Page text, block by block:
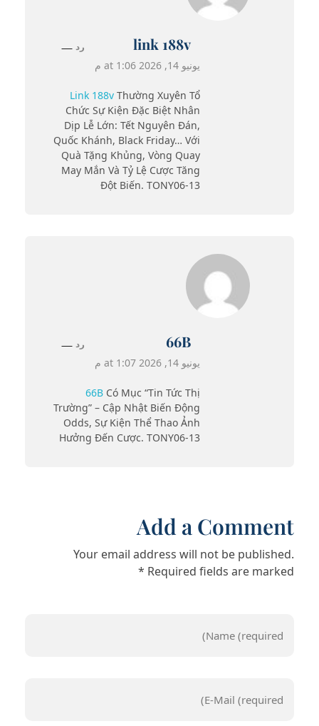
link 188v
يونيو 14, 2026 at 1:06 م
Link 188v Thường Xuyên Tổ
Chức Sự Kiện Đặc Biệt Nhân
Dịp Lễ Lớn: Tết Nguyên Đán,
Quốc Khánh, Black Friday… Với
Quà Tặng Khủng, Vòng Quay
May Mắn Và Tỷ Lệ Cược Tăng
Đột Biến. TONY06-13
رد
66B
يونيو 14, 2026 at 1:07 م
66B Có Mục “tin Tức Thị
Trường” – Cập Nhật Biến Động
Odds, Sự Kiện Thể Thao Ảnh
Hưởng Đến Cược. TONY06-13
رد
Add a Comment
Your email address will not be published.
Required fields are marked *